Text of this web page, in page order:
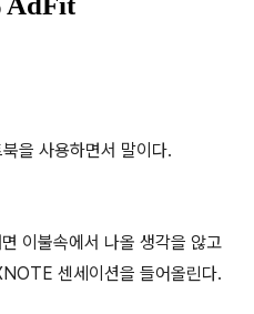
을 사용하면서 말이다.
이불속에서 나올 생각을 않고
센세이션을 들어올린다.